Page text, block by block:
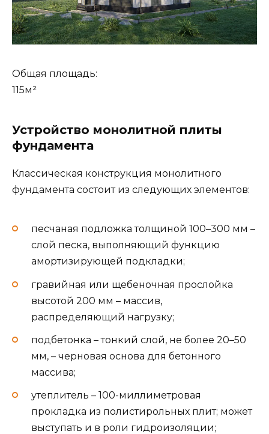
Общая площадь:
115м²
Устройство монолитной плиты
фундамента
Классическая конструкция монолитного
фундамента состоит из следующих элементов:
песчаная подложка толщиной 100–300 мм –
слой песка, выполняющий функцию
амортизирующей подкладки;
гравийная или щебеночная прослойка
высотой 200 мм – массив,
распределяющий нагрузку;
подбетонка – тонкий слой, не более 20–50
мм, – черновая основа для бетонного
массива;
утеплитель – 100-миллиметровая
прокладка из полистирольных плит; может
выступать и в роли гидроизоляции;